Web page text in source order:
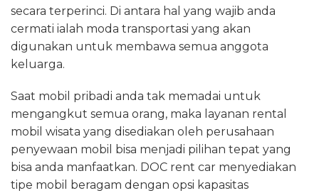
secara terperinci. Di antara hal yang wajib anda
cermati ialah moda transportasi yang akan
digunakan untuk membawa semua anggota
keluarga.
Saat mobil pribadi anda tak memadai untuk
mengangkut semua orang, maka layanan rental
mobil wisata yang disediakan oleh perusahaan
penyewaan mobil bisa menjadi pilihan tepat yang
bisa anda manfaatkan. DOC rent car menyediakan
tipe mobil beragam dengan opsi kapasitas